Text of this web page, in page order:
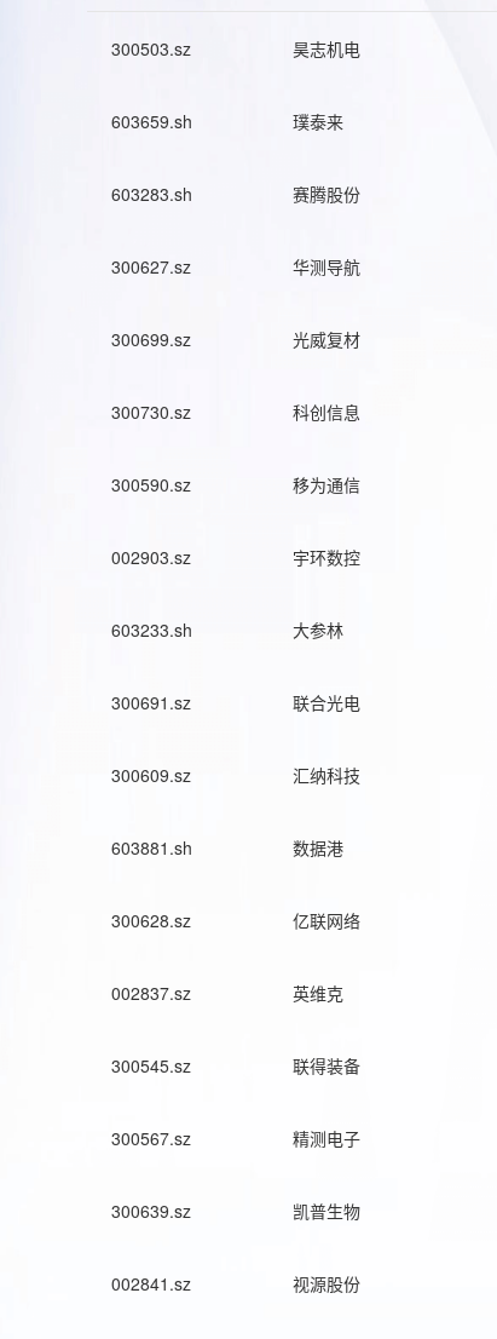
300503.sz 昊志机电
603659.sh 璞泰来
603283.sh 赛腾股份
300627.sz 华测导航
300699.sz 光威复材
300730.sz 科创信息
300590.sz 移为通信
002903.sz 宇环数控
603233.sh 大参林
300691.sz 联合光电
300609.sz 汇纳科技
603881.sh 数据港
300628.sz 亿联网络
002837.sz 英维克
300545.sz 联得装备
300567.sz 精测电子
300639.sz 凯普生物
002841.sz 视源股份